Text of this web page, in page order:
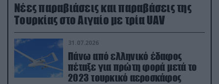
Νέες παραβιάσεις και παραβάσεις της
Τουρκίας στο Αιγαίο με τρία UAV
31.07.2026
Πάνω από ελληνικό έδαφος
πέταξε για πρώτη φορά μετά το
2023 τουρκικό αεροσκάφος